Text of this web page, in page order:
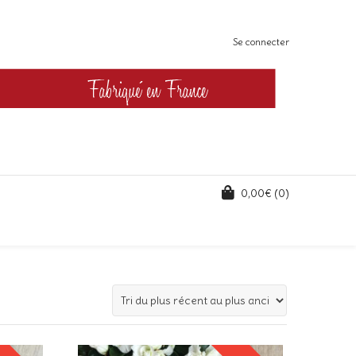
Se connecter
0,00€ (0)